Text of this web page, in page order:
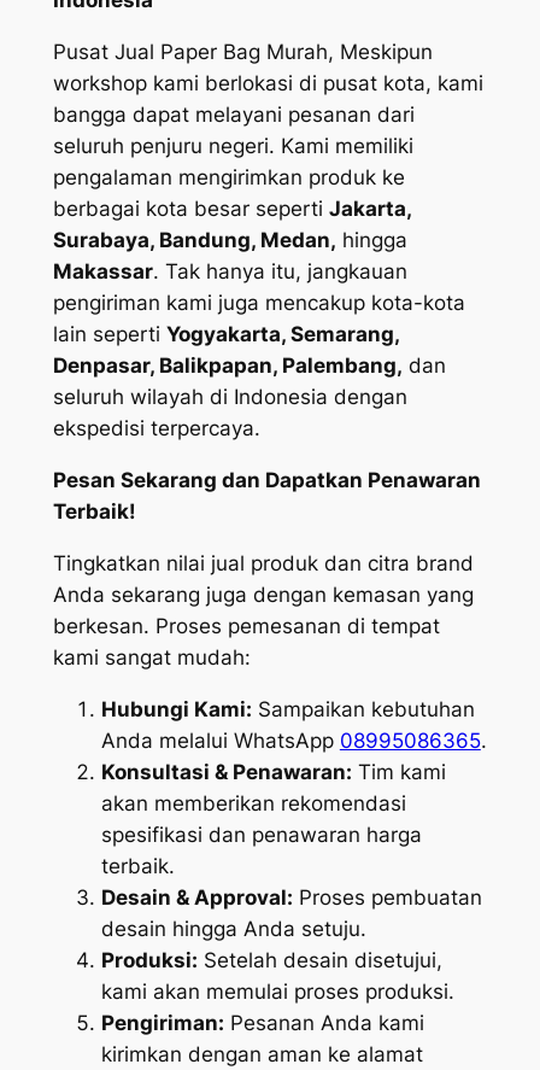
Pusat Jual Paper Bag Murah, Meskipun
workshop kami berlokasi di pusat kota, kami
bangga dapat melayani pesanan dari
seluruh penjuru negeri. Kami memiliki
pengalaman mengirimkan produk ke
berbagai kota besar seperti Jakarta,
Surabaya, Bandung, Medan, hingga
Makassar. Tak hanya itu, jangkauan
pengiriman kami juga mencakup kota-kota
lain seperti Yogyakarta, Semarang,
Denpasar, Balikpapan, Palembang, dan
seluruh wilayah di Indonesia dengan
ekspedisi terpercaya.
Pesan Sekarang dan Dapatkan Penawaran
Terbaik!
Tingkatkan nilai jual produk dan citra brand
Anda sekarang juga dengan kemasan yang
berkesan. Proses pemesanan di tempat
kami sangat mudah:
Hubungi Kami: Sampaikan kebutuhan
Anda melalui WhatsApp 08995086365.
Konsultasi & Penawaran: Tim kami
akan memberikan rekomendasi
spesifikasi dan penawaran harga
terbaik.
Desain & Approval: Proses pembuatan
desain hingga Anda setuju.
Produksi: Setelah desain disetujui,
kami akan memulai proses produksi.
Pengiriman: Pesanan Anda kami
kirimkan dengan aman ke alamat